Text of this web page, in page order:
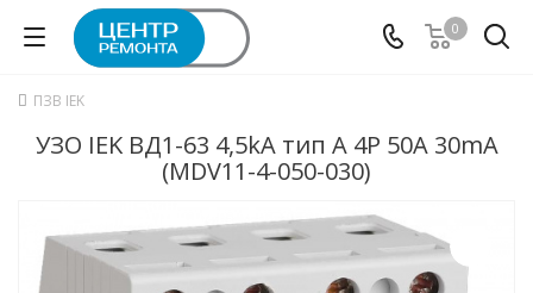
0
ПЗВ IEK
УЗО IEK ВД1-63 4,5kA тип А 4P 50А 30mA
(MDV11-4-050-030)